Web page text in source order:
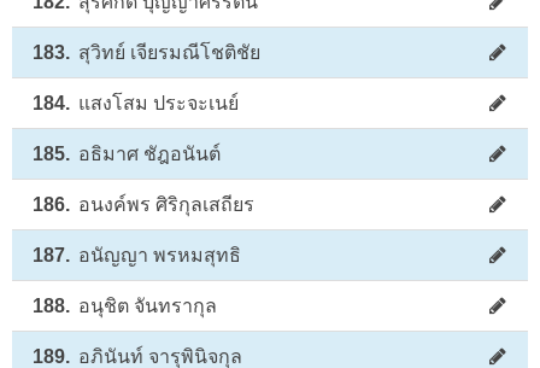
183. สุวิทย์ เจียรมณีโชติชัย
184. แสงโสม ประจะเนย์
185. อธิมาศ ชัฎอนันต์
186. อนงค์พร ศิริกุลเสถียร
187. อนัญญา พรหมสุทธิ
188. อนุชิต จันทรากุล
189. อภินันท์ จารุพินิจกุล